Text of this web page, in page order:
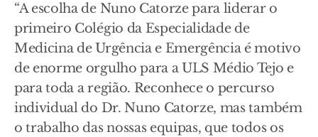
“A escolha de Nuno Catorze para liderar o
primeiro Colégio da Especialidade de
Medicina de Urgência e Emergência é motivo
de enorme orgulho para a ULS Médio Tejo e
para toda a região. Reconhece o percurso
individual do Dr. Nuno Catorze, mas também
o trabalho das nossas equipas, que todos os